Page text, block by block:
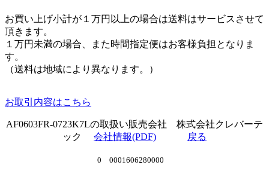
お買い上げ小計が１万円以上の場合は送料はサービスさせて
頂きます。
１万円未満の場合、また時間指定便はお客様負担となりま
す。
（送料は地域により異なります。）
お取引内容はこちら
AF0603FR-0723K7Lの取扱い販売会社 株式会社クレバーテ
ック 会社情報(PDF) 戻る
0 0001606280000